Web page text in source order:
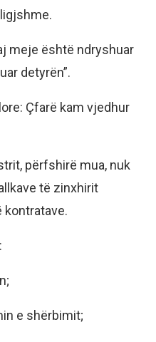
meje është ndryshuar
detyrën”.
Çfarë kam vjedhur
përfshirë mua, nuk
të zinxhirit
e shërbimit;